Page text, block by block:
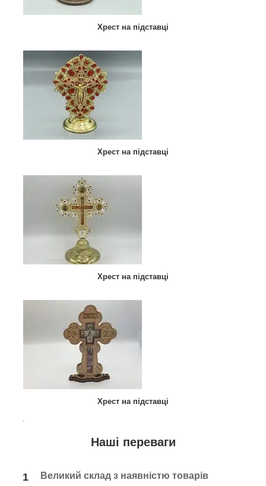
Хрест на підставці
Хрест на підставці
Хрест на підставці
Хрест на підставці
.
Наші переваги
1 Великий склад з наявністю товарів